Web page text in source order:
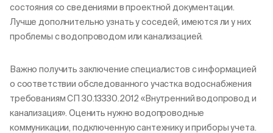
состояния со сведениями в проектной документации.
Лучше дополнительно узнать у соседей, имеются ли у них
проблемы с водопроводом или канализацией.
Важно получить заключение специалистов с информацией
о соответствии обследованного участка водоснабжения
требованиям СП 30.13330.2012 «Внутренний водопровод и
канализация». Оценить нужно водопроводные
коммуникации, подключенную сантехнику и приборы учета.